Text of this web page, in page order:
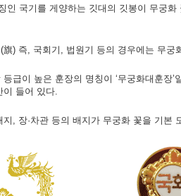
인 국기를 게양하는 깃대의 깃봉이 무궁
旗) 즉, 국회기, 법원기 등의 경우에는 무
급이 높은 훈장의 명칭이 ‘무궁화대훈
이 들어 있다.
, 장·차관 등의 배지가 무궁화 꽃을 기